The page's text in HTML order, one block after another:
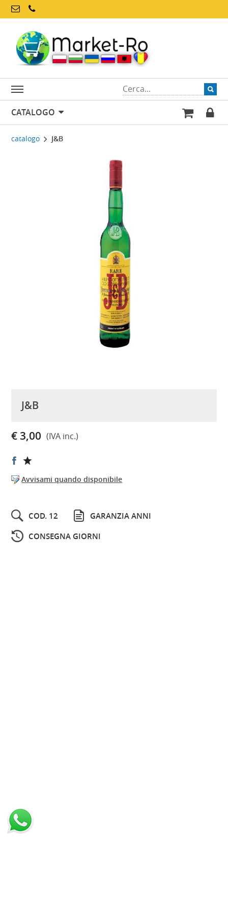
CATALOGO
catalogo J&B
J&B
€ 3,00 (IVA inc.)
Avvisami quando disponibile
COD. 12
GARANZIA ANNI
CONSEGNA GIORNI